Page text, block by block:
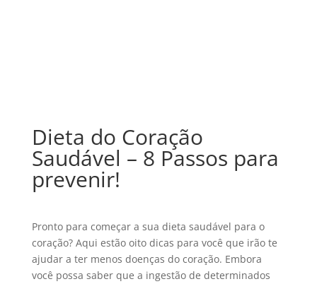
Dieta do Coração
Saudável – 8 Passos para
prevenir!
Pronto para começar a sua dieta saudável para o
coração? Aqui estão oito dicas para você que irão te
ajudar a ter menos doenças do coração. Embora
você possa saber que a ingestão de determinados